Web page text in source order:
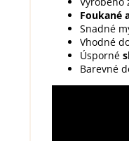
Foukané
Snadné
Vhodné
Úsporné
Barevné